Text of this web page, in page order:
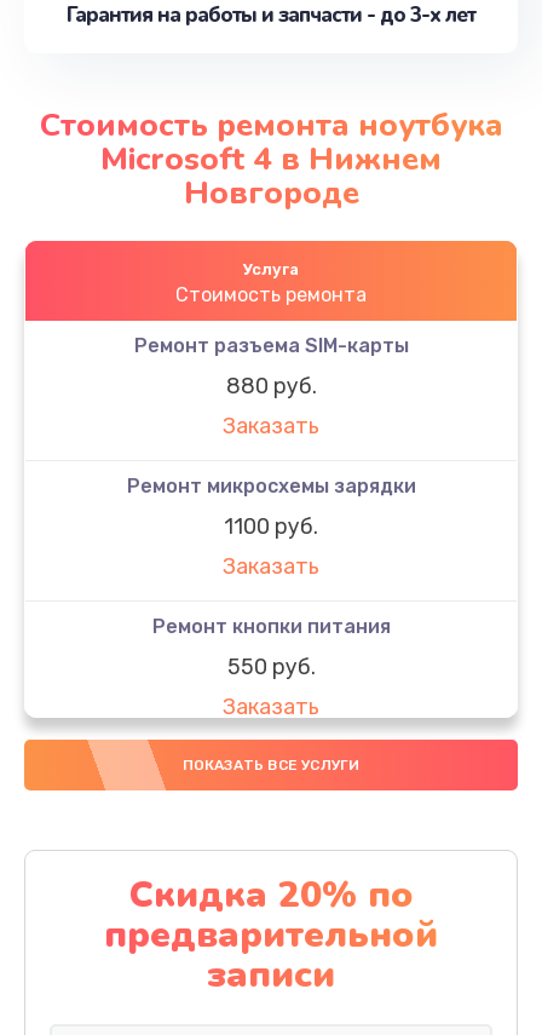
Гарантия на работы и запчасти - до 3-х лет
Стоимость ремонта ноутбука
Microsoft 4 в Нижнем
Новгороде
Услуга
Стоимость ремонта
Ремонт разъема SIM-карты
880 руб.
Заказать
Ремонт микросхемы зарядки
1100 руб.
Заказать
Ремонт кнопки питания
550 руб.
Заказать
Ремонт GPS модуля
Заказать
Замена разъема SIM-карты
880 руб.
Заказать
ПОКАЗАТЬ ВСЕ УСЛУГИ
Скидка 20% по
предварительной
записи